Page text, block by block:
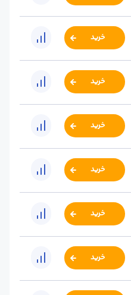
خرید
خرید
خرید
خرید
خرید
خرید